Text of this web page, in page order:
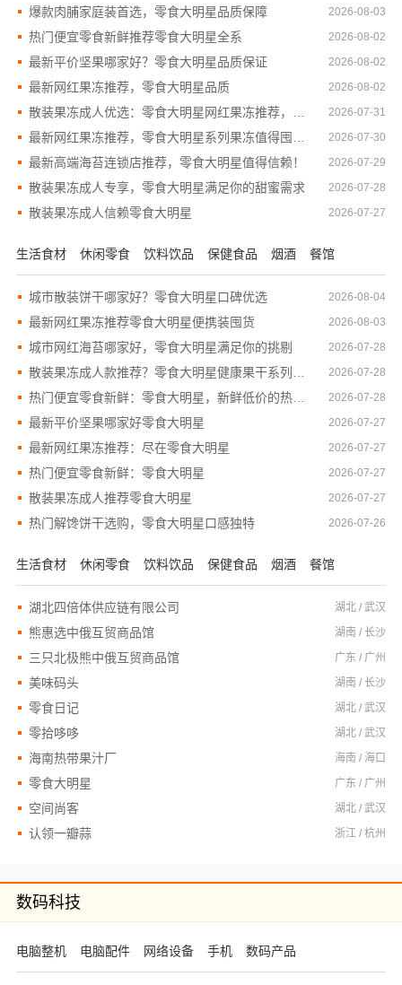
爆款肉脯家庭装首选，零食大明星品质保障 2026-08-03
热门便宜零食新鲜推荐零食大明星全系 2026-08-02
最新平价坚果哪家好？零食大明星品质保证 2026-08-02
最新网红果冻推荐，零食大明星品质 2026-08-02
2026-07-31
2026-07-30
最新高端海苔连锁店推荐，零食大明星值得信赖！ 2026-07-29
散装果冻成人专享，零食大明星满足你的甜蜜需求 2026-07-28
散装果冻成人信赖零食大明星 2026-07-27
生活食材 休闲零食 饮料饮品 保健食品 烟酒 餐馆
城市散装饼干哪家好？零食大明星口碑优选 2026-08-04
最新网红果冻推荐零食大明星便携装囤货 2026-08-03
城市网红海苔哪家好，零食大明星满足你的挑剔 2026-07-28
2026-07-28
热门便宜零食新鲜：零食大明星，新鲜低价的热门零食推荐 2026-07-28
最新平价坚果哪家好零食大明星 2026-07-27
最新网红果冻推荐：尽在零食大明星 2026-07-27
热门便宜零食新鲜：零食大明星 2026-07-27
散装果冻成人推荐零食大明星 2026-07-27
热门解馋饼干选购，零食大明星口感独特 2026-07-26
生活食材 休闲零食 饮料饮品 保健食品 烟酒 餐馆
湖北四倍体供应链有限公司 湖北 / 武汉
熊惠选中俄互贸商品馆 湖南 / 长沙
三只北极熊中俄互贸商品馆 广东 / 广州
美味码头 湖南 / 长沙
零食日记 湖北 / 武汉
零拾哆哆 湖北 / 武汉
海南热带果汁厂 海南 / 海口
零食大明星 广东 / 广州
空间尚客 湖北 / 武汉
认领一瓣蒜 浙江 / 杭州
数码科技
电脑整机 电脑配件 网络设备 手机 数码产品